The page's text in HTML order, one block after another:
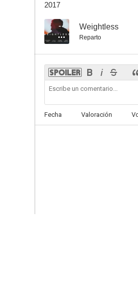
2017
-- Weightless
Reparto
Fecha Valoración